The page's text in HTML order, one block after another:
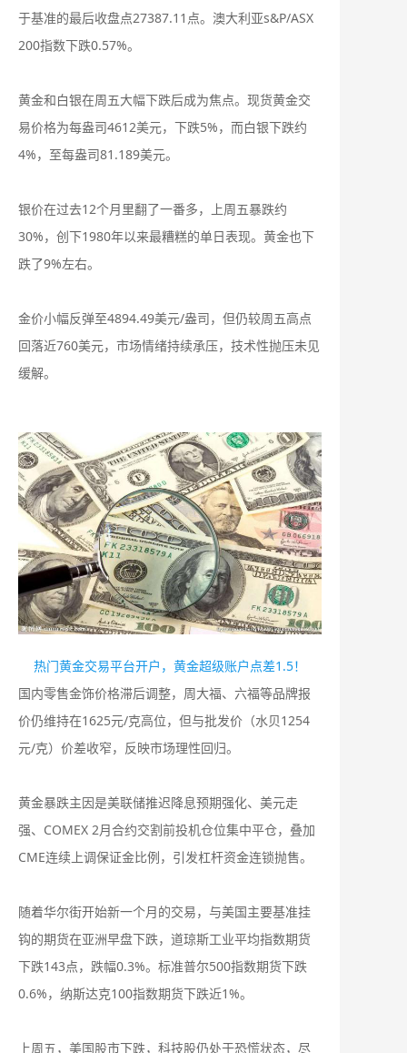
于基准的最后收盘点27387.11点。澳大利亚s&P/ASX
200指数下跌0.57%。
黄金和白银在周五大幅下跌后成为焦点。现货黄金交
易价格为每盎司4612美元，下跌5%，而白银下跌约
4%，至每盎司81.189美元。
银价在过去12个月里翻了一番多，上周五暴跌约
30%，创下1980年以来最糟糕的单日表现。黄金也下
跌了9%左右。
金价小幅反弹至‌4894.49美元/盎司‌，但仍较周五高点
回落近760美元，市场情绪持续承压，技术性抛压未见
缓解。
热门黄金交易平台开户，黄金超级账户点差1.5！
国内零售金饰价格滞后调整，周大福、六福等品牌报
价仍维持在‌1625元/克‌高位，但与批发价（水贝1254
元/克）价差收窄，反映市场理性回归。
‌黄金暴跌主因‌是美联储推迟降息预期强化、美元走
强、COMEX 2月合约交割前投机仓位集中平仓，叠加
CME连续上调保证金比例，引发杠杆资金连锁抛售。
随着华尔街开始新一个月的交易，与美国主要基准挂
钩的期货在亚洲早盘下跌，道琼斯工业平均指数期货
下跌143点，跌幅0.3%。标准普尔500指数期货下跌
0.6%，纳斯达克100指数期货下跌近1%。
上周五，美国股市下跌，科技股仍处于恐慌状态，尽